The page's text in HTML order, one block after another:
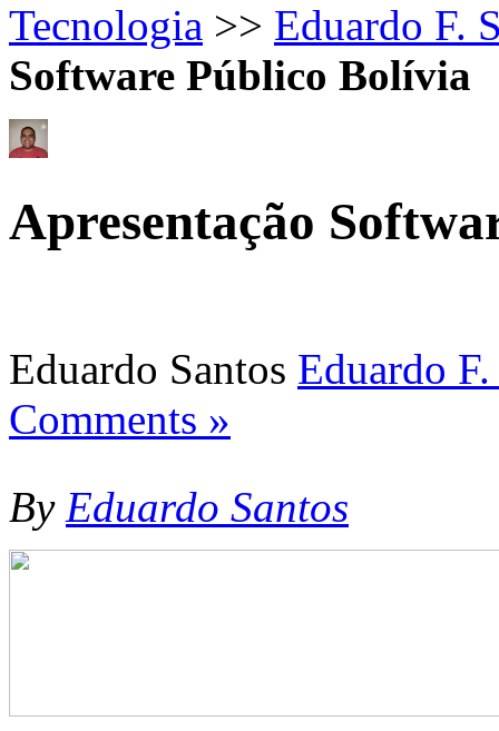
Tecnologia >> Eduardo F.
Software Público Bolívia
Apresentação
Eduardo Santos Eduardo
Comments »
By Eduardo Santos